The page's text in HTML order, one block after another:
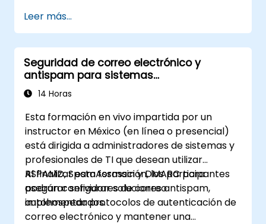
seguimiento de los mensajes, utilizar el diario y
asignar permisos a otros usuarios.
Leer más...
Seguridad de correo electrónico y
antispam para sistemas
autohospedados
14 Horas
Esta formación en vivo impartida por un
instructor en México (en línea o presencial)
está dirigida a administradores de sistemas y
profesionales de TI que desean utilizar
RSPAMD, SpamAssassin y DMARC para
asegurar servidores de correo
autohospedados.
Al finalizar esta formación, los participantes
podrán configurar soluciones antispam,
implementar protocolos de autenticación de
correo electrónico y mantener una